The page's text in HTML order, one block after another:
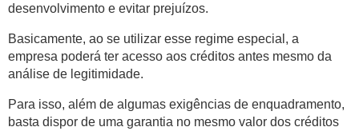
desenvolvimento e evitar prejuízos.
Basicamente, ao se utilizar esse regime especial, a
empresa poderá ter acesso aos créditos antes mesmo da
análise de legitimidade.
Para isso, além de algumas exigências de enquadramento,
basta dispor de uma garantia no mesmo valor dos créditos